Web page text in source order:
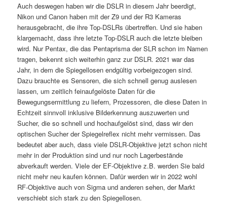
Auch deswegen haben wir die DSLR in diesem Jahr beerdigt,
Nikon und Canon haben mit der Z9 und der R3 Kameras
herausgebracht, die ihre Top-DSLRs übertreffen. Und sie haben
klargemacht, dass ihre letzte Top-DSLR auch die letzte bleiben
wird. Nur Pentax, die das Pentaprisma der SLR schon im Namen
tragen, bekennt sich weiterhin ganz zur DSLR. 2021 war das
Jahr, in dem die Spiegellosen endgültig vorbeigezogen sind.
Dazu brauchte es Sensoren, die sich schnell genug auslesen
lassen, um zeitlich feinaufgelöste Daten für die
Bewegungsermittlung zu liefern, Prozessoren, die diese Daten in
Echtzeit sinnvoll inklusive Bilderkennung auszuwerten und
Sucher, die so schnell und hochaufgelöst sind, dass wir den
optischen Sucher der Spiegelreflex nicht mehr vermissen. Das
bedeutet aber auch, dass viele DSLR-Objektive jetzt schon nicht
mehr in der Produktion sind und nur noch Lagerbestände
abverkauft werden. Viele der EF-Objektive z.B. werden Sie bald
nicht mehr neu kaufen können. Dafür werden wir in 2022 wohl
RF-Objektive auch von Sigma und anderen sehen, der Markt
verschiebt sich stark zu den Spiegellosen.